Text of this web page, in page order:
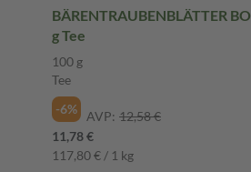
BÄRENTRAUBENBLÄTTER
g Tee
100 g
Tee
-6%
AVP: 12,58 €
11,78 €
117,80 € / 1 kg